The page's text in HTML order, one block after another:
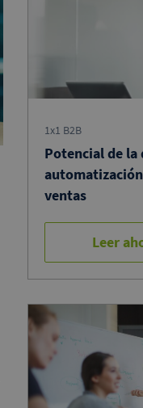
1x1 B2B
Potencial de
ventas
Leer